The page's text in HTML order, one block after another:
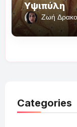
Υψιπύλη
Ζωή
Categories